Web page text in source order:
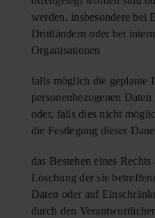
werden, insbesondere bei
Drittländern oder bei
Organisationen
falls möglich die geplante
personenbezogenen
oder, falls dies nicht
die Festlegung dieser
das Bestehen eines
Löschung der sie
Daten oder auf
durch den